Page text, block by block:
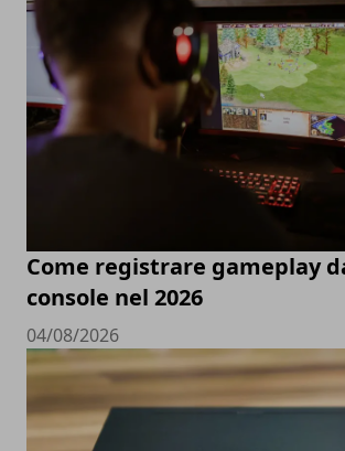
Come registrare gameplay
console nel 2026
04/08/2026